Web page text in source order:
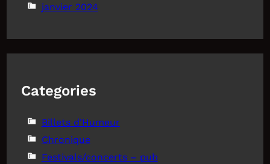
janvier 2024
Categories
Billets d'Humeur
Chronique
Festivals/concerts – pub